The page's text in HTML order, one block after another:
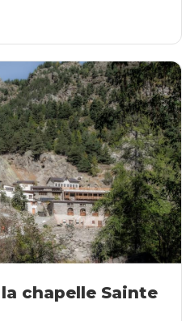
chapelle Sainte